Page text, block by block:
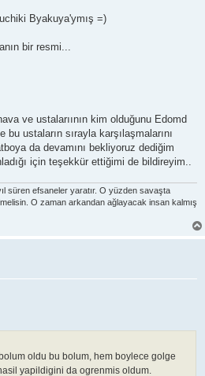
Byakuya'ymış =)
bir resmi...
ve ustalarıının kim olduğunu Edomd
bu ustaların sırayla karşılaşmalarını
da devamını bekliyoruz dediğim
için teşekkür ettiğimi de bildireyim..
süren efsaneler yaratır. O yüzden savaşta
O zaman arkandan ağlayacak insan kalmış
oldu bu bolum, hem boylece golge
yapildigini da ogrenmis oldum.